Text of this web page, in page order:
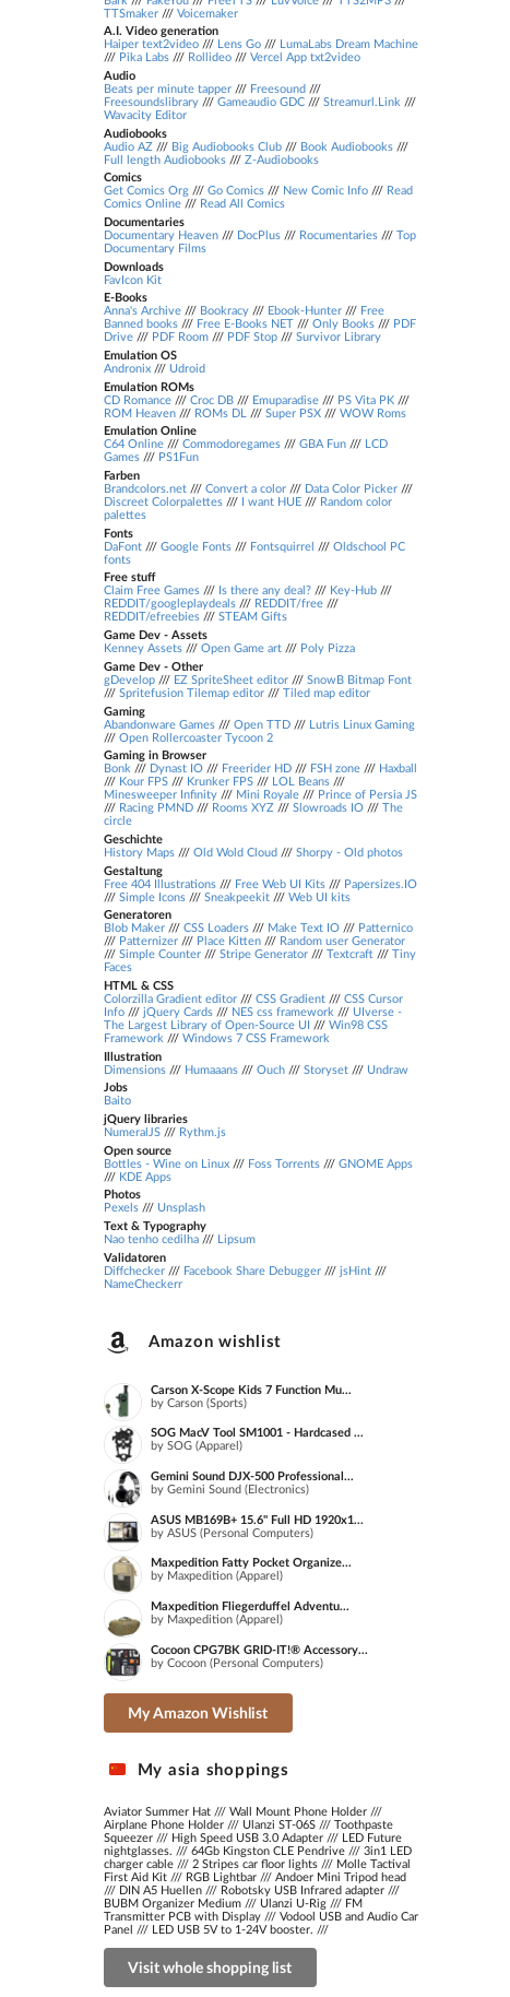
TTSmaker/// Voicemaker
A.I. Video generation
Haiper text2video/// Lens Go/// LumaLabs Dream Machine
/// Pika Labs/// Rollideo/// Vercel App txt2video
Audio
Beats per minute tapper/// Freesound///
Freesoundslibrary/// Gameaudio GDC/// Streamurl.Link ///
Wavacity Editor
Audiobooks
Audio AZ/// Big Audiobooks Club/// Book Audiobooks ///
Full length Audiobooks /// Z-Audiobooks
Comics
Get Comics Org/// Go Comics/// New Comic Info/// Read
Comics Online/// Read All Comics
Documentaries
Documentary Heaven/// DocPlus/// Rocumentaries/// Top
Documentary Films
Downloads
FavIcon Kit
E-Books
Anna's Archive/// Bookracy/// Ebook-Hunter/// Free
Banned books/// Free E-Books NET/// Only Books/// PDF
Drive/// PDF Room/// PDF Stop/// Survivor Library
Emulation OS
Andronix/// Udroid
Emulation ROMs
CD Romance/// Croc DB/// Emuparadise/// PS Vita PK///
ROM Heaven/// ROMs DL /// Super PSX/// WOW Roms
Emulation Online
C64 Online/// Commodoregames/// GBA Fun/// LCD
Games/// PS1Fun
Farben
Brandcolors.net/// Convert a color/// Data Color Picker///
Discreet Colorpalettes/// I want HUE/// Random color
palettes
Fonts
DaFont/// Google Fonts/// Fontsquirrel /// Oldschool PC
fonts
Free stuff
Claim Free Games/// Is there any deal?/// Key-Hub///
REDDIT/googleplaydeals/// REDDIT/free///
REDDIT/efreebies/// STEAM Gifts
Game Dev - Assets
Kenney Assets/// Open Game art/// Poly Pizza
Game Dev - Other
gDevelop/// EZ SpriteSheet editor/// SnowB Bitmap Font
/// Spritefusion Tilemap editor/// Tiled map editor
Gaming
Abandonware Games /// Open TTD/// Lutris Linux Gaming
/// Open Rollercoaster Tycoon 2
Gaming in Browser
Bonk /// Dynast IO/// Freerider HD/// FSH zone/// Haxball
/// Kour FPS/// Krunker FPS/// LOL Beans///
Minesweeper Infinity/// Mini Royale/// Prince of Persia JS
/// Racing PMND/// Rooms XYZ/// Slowroads IO/// The
circle
Geschichte
History Maps/// Old Wold Cloud/// Shorpy - Old photos
Gestaltung
Free 404 Illustrations /// Free Web UI Kits /// Papersizes.IO
/// Simple Icons /// Sneakpeekit/// Web UI kits
Generatoren
Blob Maker/// CSS Loaders/// Make Text IO/// Patternico
/// Patternizer/// Place Kitten/// Random user Generator
/// Simple Counter/// Stripe Generator/// Textcraft/// Tiny
Faces
HTML & CSS
Colorzilla Gradient editor/// CSS Gradient/// CSS Cursor
Info/// jQuery Cards/// NES css framework /// UIverse -
The Largest Library of Open-Source UI /// Win98 CSS
Framework /// Windows 7 CSS Framework
Illustration
Dimensions/// Humaaans/// Ouch/// Storyset/// Undraw
Jobs
Baito
jQuery libraries
NumeralJS /// Rythm.js
Open source
Bottles - Wine on Linux/// Foss Torrents/// GNOME Apps
/// KDE Apps
Photos
Pexels/// Unsplash
Text & Typography
Nao tenho cedilha/// Lipsum
Validatoren
Diffchecker/// Facebook Share Debugger/// jsHint///
NameCheckerr
Amazon wishlist
Carson X-Scope Kids 7 Function Mu...
by Carson (Sports)
SOG MacV Tool SM1001 - Hardcased ...
by SOG (Apparel)
Gemini Sound DJX-500 Professional...
by Gemini Sound (Electronics)
ASUS MB169B+ 15.6" Full HD 1920x1...
by ASUS (Personal Computers)
Maxpedition Fatty Pocket Organize...
by Maxpedition (Apparel)
Maxpedition Fliegerduffel Adventu...
by Maxpedition (Apparel)
Cocoon CPG7BK GRID-IT!® Accessory...
by Cocoon (Personal Computers)
My Amazon Wishlist
My asia shoppings
Aviator Summer Hat/// Wall Mount Phone Holder///
Airplane Phone Holder/// Ulanzi ST-06S/// Toothpaste
Squeezer/// High Speed USB 3.0 Adapter/// LED Future
nightglasses.
/// 64Gb Kingston CLE Pendrive/// 3in1 LED
charger cable/// 2 Stripes car floor lights /// Molle Tactival
First Aid Kit/// RGB Lightbar/// Andoer Mini Tripod head
/// DIN A5 Huellen/// Robotsky USB Infrared adapter///
BUBM Organizer Medium/// Ulanzi U-Rig/// FM
Transmitter PCB with Display/// Vodool USB and Audio Car
Panel /// LED USB 5V to 1-24V booster. ///
Visit whole shopping list